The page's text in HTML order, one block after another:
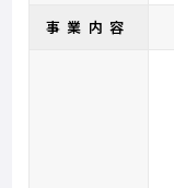
事業内容